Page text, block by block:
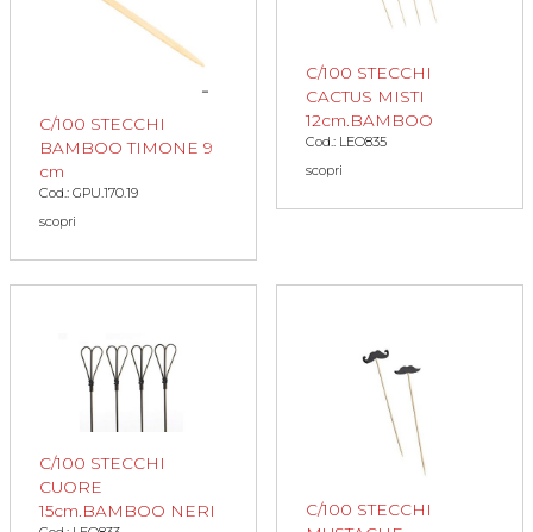
C/100 STECCHI
BAMBOO TIMONE 9
cm
Cod.: GPU.170.19
scopri
C/100 STECCHI
CACTUS MISTI
12cm.BAMBOO
Cod.: LEO835
scopri
C/100 STECCHI
CUORE
15cm.BAMBOO NERI
C/100 STECCHI